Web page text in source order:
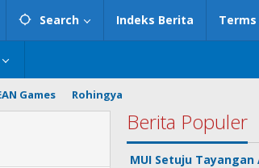
Search Indeks Berita
Games Rohingya
Berita Populer
MUI Setuju